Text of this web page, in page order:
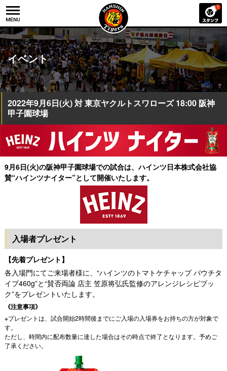
イベント
2022年9月6日(火) 対 東京ヤクルトスワローズ 18:00 阪神
甲子園球場
9月6日(火)の阪神甲子園球場での試合は、ハインツ日本株式会社協
賛“ハインツナイター”として開催いたします。
入場者プレゼント
【先着プレゼント】
各入場門にてご来場者様に、“ハインツのトマトケチャップ パウチタ
イプ460g”と“賛否両論 店主 笠原将弘氏監修のアレンジレシピブッ
ク”をプレゼントいたします。
《注意事項》
※プレゼントは、試合開始2時間後までにご入場の入場券をお持ちの方が対象で
す。
ただし、時間内に配布数量に達した場合はその時点で終了となります。予めご
了承ください。